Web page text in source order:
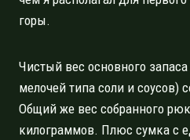
горы.
Чистый вес основного
мелочей типа соли и соусов)
Общий же вес собранного
килограммов. Плюс сумка с